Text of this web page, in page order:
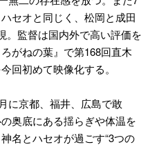
セオと同じく、松岡と成田
。監督は国内外で高い評価を
がねの葉』で第168回直木
回初めて映像化する。
に京都、福井、広島で敢
奥底にある揺らぎや体温を
名とハセオが過ごす“3つの